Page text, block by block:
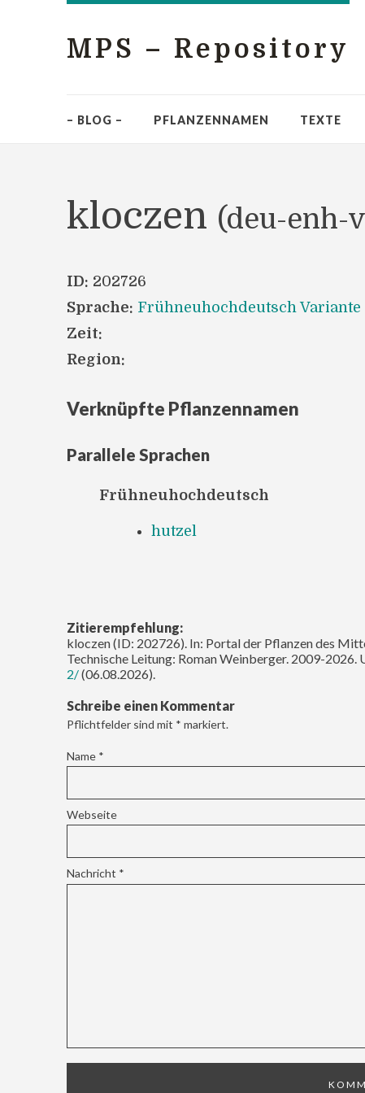
MPS – Repository
– BLOG – PFLANZENNAMEN TEXTE
kloczen (deu-enh-
ID: 202726
Sprache: Frühneuhochdeutsch Variante
Zeit:
Region:
Verknüpfte Pflanzennamen
Parallele Sprachen
Frühneuhochdeutsch
hutzel
Zitierempfehlung:
kloczen (ID: 202726). In: Portal der Pflanzen des
Technische Leitung: Roman Weinberger. 2009-2026.
2/(06.08.2026).
Schreibe einen Kommentar
Pflichtfelder sind mit * markiert.
Name *
Webseite
Nachricht *